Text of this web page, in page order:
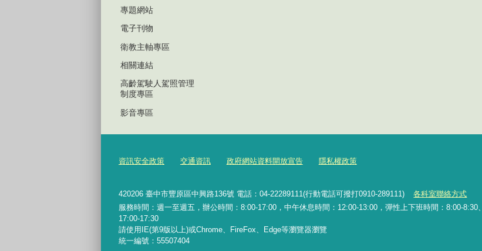
專題網站
電子刊物
衛教主軸專區
相關連結
高齡駕駛人駕照管理
制度專區
影音專區
資訊安全政策 交通資訊 政府網站資料開放宣告 隱私權政策
420206 臺中市豐原區中興路136號 電話：04-22289111(行動電話可撥打0910-289111)
各科室聯絡方式
服務時間：週一至週五，辦公時間：8:00-17:00，中午休息時間：12:00-13:00，彈性上下班時間：8:00-8:30、
17:00-17:30
請使用IE(第9版以上)或Chrome、FireFox、Edge等瀏覽器瀏覽
統一編號：55507404